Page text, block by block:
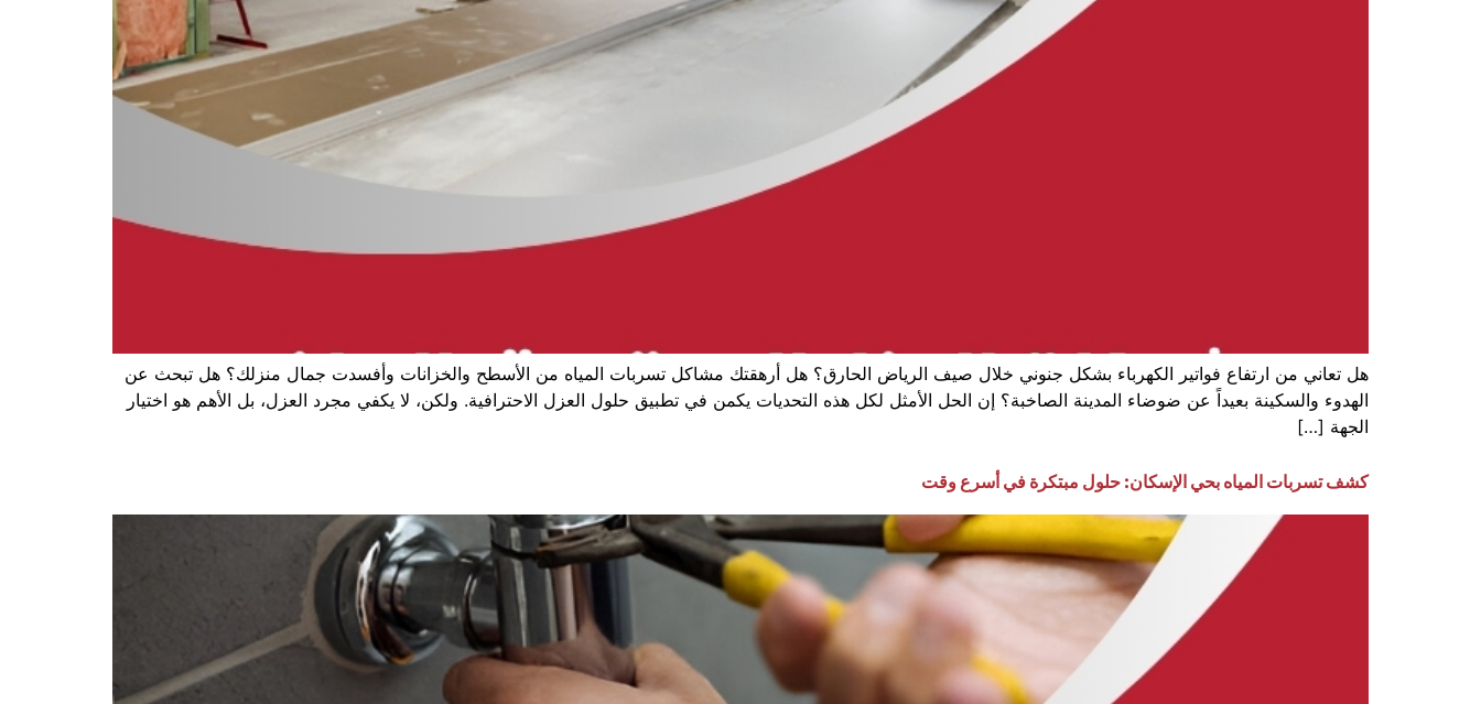
هل تعاني من ارتفاع فواتير الكهرباء بشكل جنوني خلال صيف الرياض الحارق؟ هل أرهقتك مشاكل تسربات المياه من الأسطح والخزانات وأفسدت جمال منزلك؟ هل تبحث عن
الهدوء والسكينة بعيداً عن ضوضاء المدينة الصاخبة؟ إن الحل الأمثل لكل هذه التحديات يكمن في تطبيق حلول العزل الاحترافية. ولكن، لا يكفي مجرد العزل، بل الأهم هو اختيار
الجهة […]
كشف تسربات المياه بحي الإسكان: حلول مبتكرة في أسرع وقت